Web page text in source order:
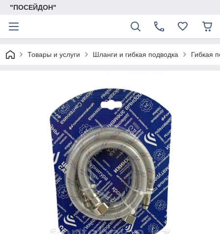
"ПОСЕЙДОН"
Товары и услуги Шланги и гибкая подводка Гибкая